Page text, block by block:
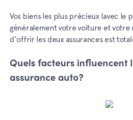
Vos biens les plus précieux (avec le
généralement votre voiture et votre
d'offrir les deux assurances est
Quels facteurs influencent
assurance auto?